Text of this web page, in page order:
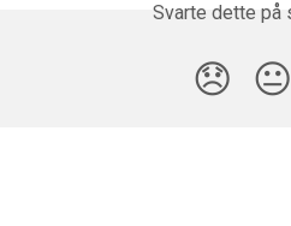
Svarte dette på
😞 😐